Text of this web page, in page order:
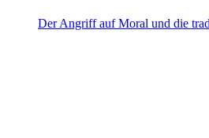
Der Angriff auf Moral und die